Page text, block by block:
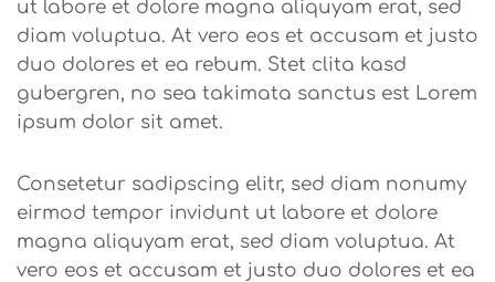
ut labore et dolore magna aliquyam erat, sed
diam voluptua. At vero eos et accusam et justo
duo dolores et ea rebum. Stet clita kasd
gubergren, no sea takimata sanctus est Lorem
ipsum dolor sit amet.
Consetetur sadipscing elitr, sed diam nonumy
eirmod tempor invidunt ut labore et dolore
magna aliquyam erat, sed diam voluptua. At
vero eos et accusam et justo duo dolores et ea